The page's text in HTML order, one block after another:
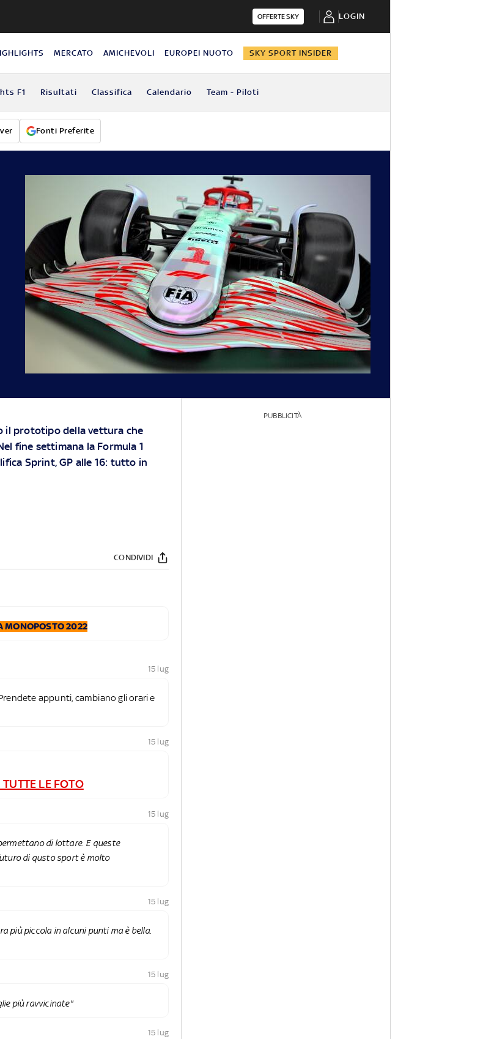
OFFERTE SKY LOGIN
MERCATO AMICHEVOLI EUROPEI NUOTO SKY SPORT INSIDER
F1 Risultati Classifica Calendario Team - Piloti
Fonti Preferite
il prototipo della vettura che
fine settimana la Formula 1
Sprint, GP alle 16: tutto in
CONDIVIDI
MONOPOSTO 2022
15 lug
Prendete appunti, cambiano gli orari e
15 lug
LE FOTO
15 lug
di lottare. E queste
di qusto sport è molto
15 lug
più piccola in alcuni punti ma è bella.
15 lug
più ravvicinate"
15 lug
PUBBLICITÀ